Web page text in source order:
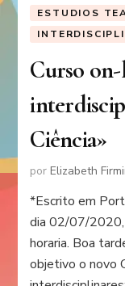
ESTUDIOS
Curso
Ciência»
porElizabeth
*Escrito em
dia 02/07/2020,
horaria. Boa
objetivo o novo